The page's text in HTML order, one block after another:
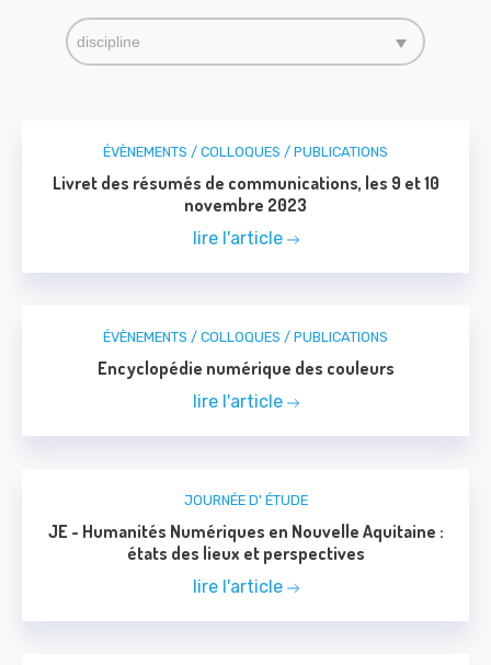
Discipline
Sélectionnez le contenu
Sélectionnez le contenu
ÉVÈNEMENTS / COLLOQUES / PUBLICATIONS
Livret des résumés de communications, les 9 et 10
novembre 2023
lire l'article
ÉVÈNEMENTS / COLLOQUES / PUBLICATIONS
Encyclopédie numérique des couleurs
lire l'article
JOURNÉE D' ÉTUDE
JE - Humanités Numériques en Nouvelle Aquitaine :
états des lieux et perspectives
lire l'article